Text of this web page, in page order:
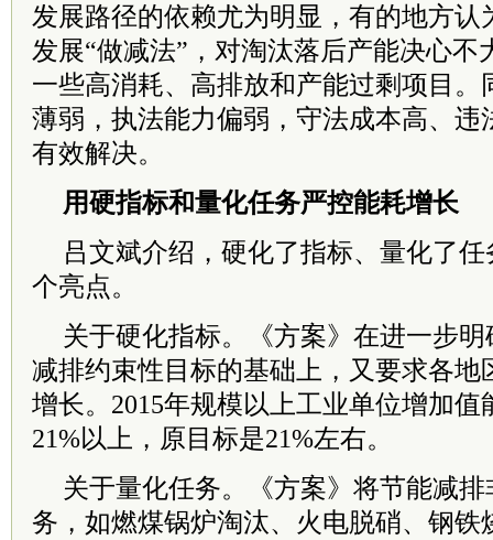
发展路径的依赖尤为明显，有的地方认
发展“做减法”，对淘汰落后产能决心不
一些高消耗、高排放和产能过剩项目。
薄弱，执法能力偏弱，守法成本高、违
有效解决。
用硬指标和量化任务严控能耗增长
吕文斌介绍，硬化了指标、量化了
个亮点。
关于硬化指标。《方案》在进一步
减排约束性目标的基础上，又要求各地
增长。2015年规模以上工业单位增加值
21%以上，原目标是21%左右。
关于量化任务。《方案》将节能减
务，如燃煤锅炉淘汰、火电脱硝、钢铁